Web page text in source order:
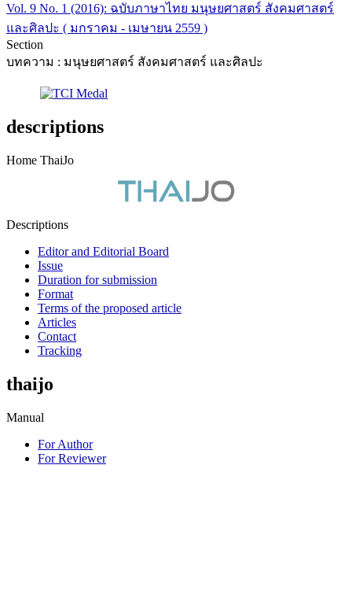
Vol. 9 No. 1 (2016): ฉบับภาษาไทย มนุษยศาสตร์ สังคมศาสตร์
และศิลปะ ( มกราคม - เมษายน 2559 )
Section
บทความ : มนุษยศาสตร์ สังคมศาสตร์ และศิลปะ
descriptions
Home ThaiJo
Descriptions
Editor and Editorial Board
Issue
Duration for submission
Format
Terms of the proposed article
Articles
Contact
Tracking
thaijo
Manual
For Author
For Reviewer